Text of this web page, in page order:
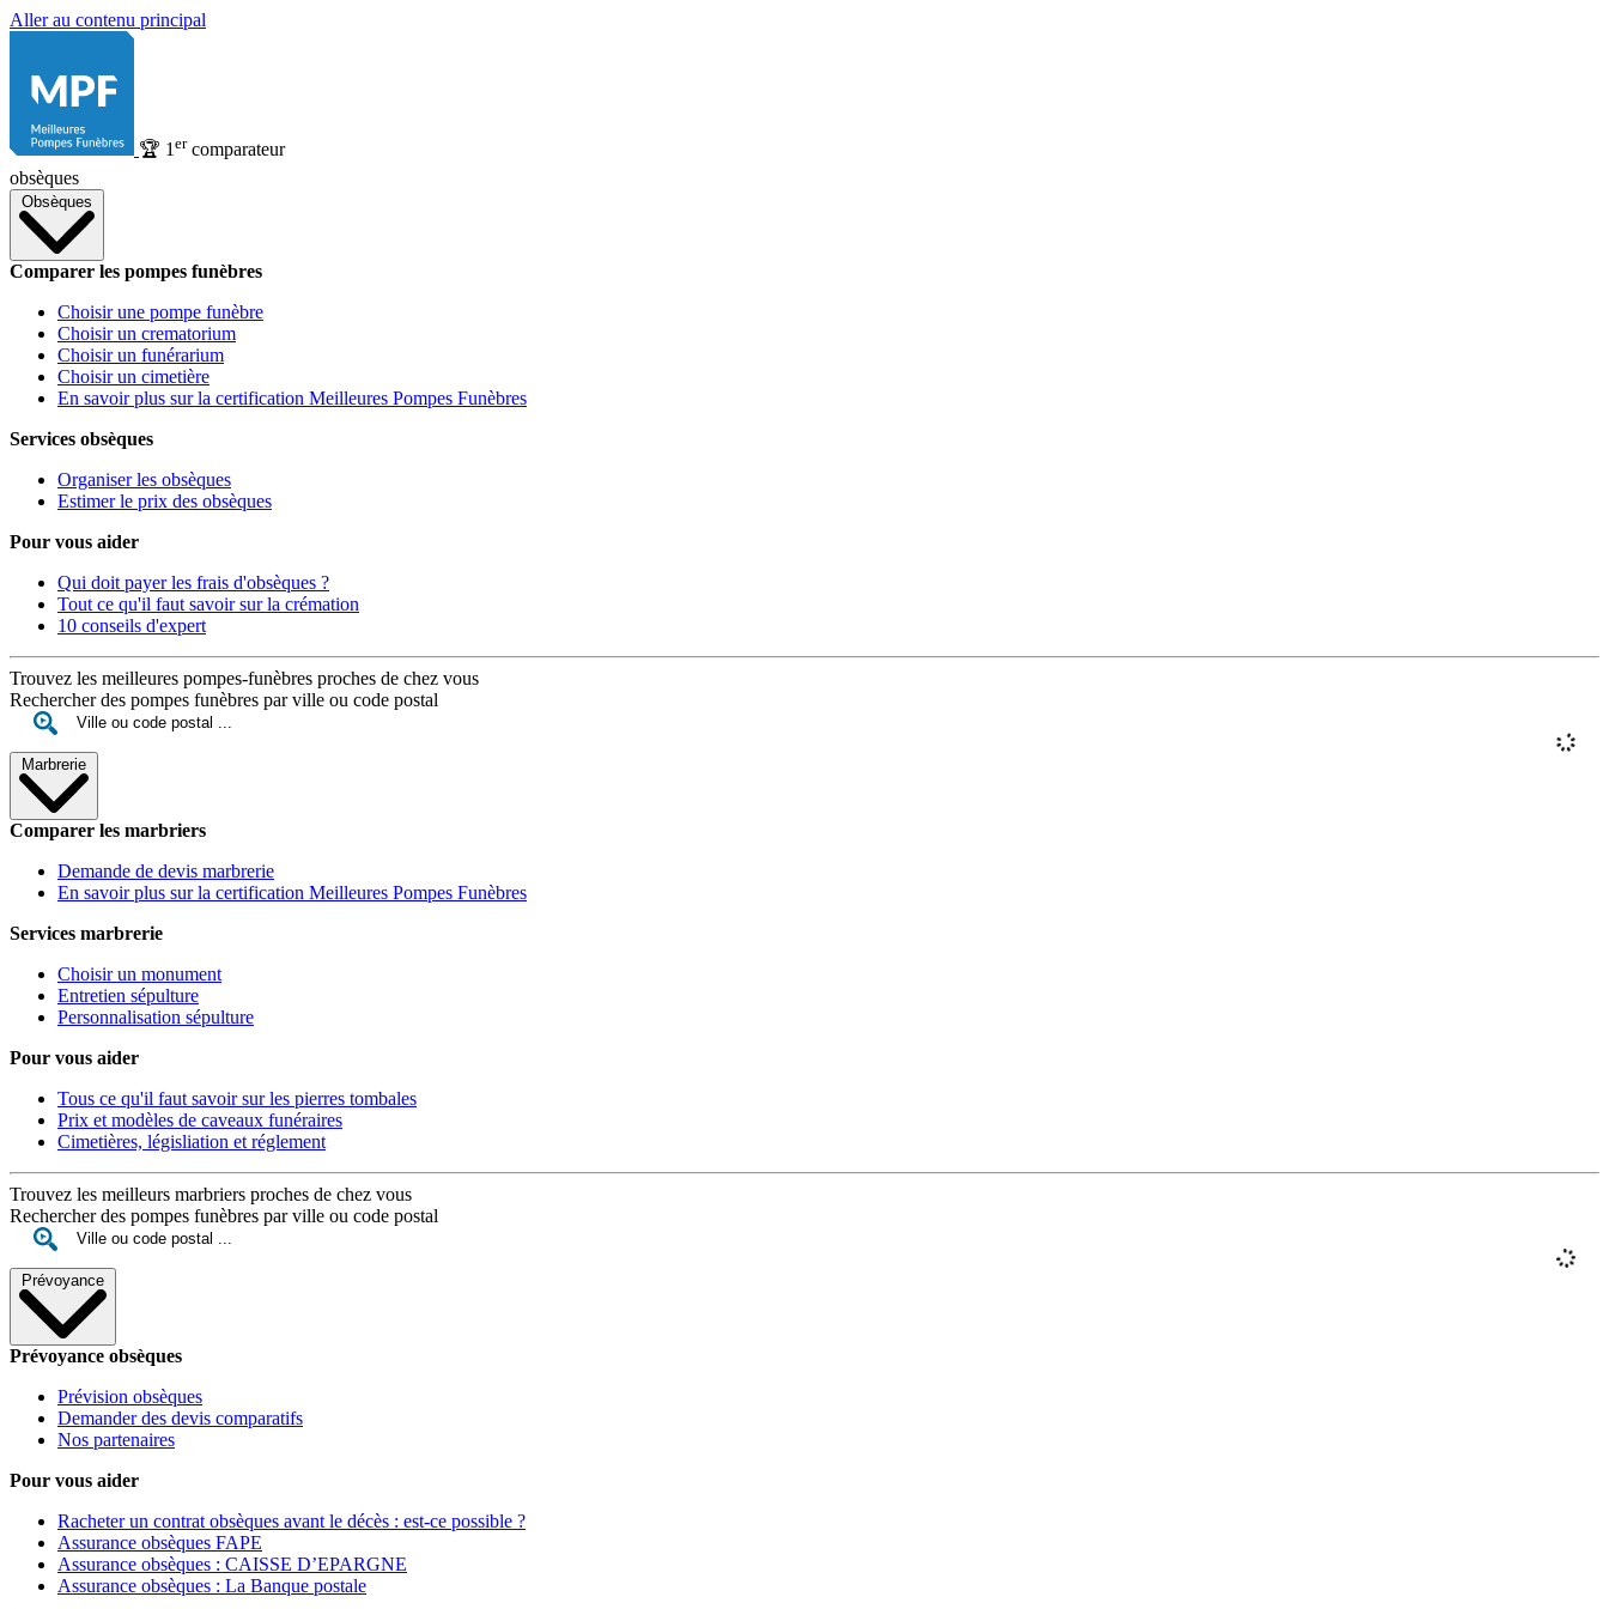
Aller au contenu principal
🏆 1 ercomparateur
obsèques
Obsèques
Comparer les pompes funèbres
Choisir une pompe funèbre
Choisir un crematorium
Choisir un funérarium
Choisir un cimetière
En savoir plus sur la certification Meilleures Pompes Funèbres
Services obsèques
Organiser les obsèques
Estimer le prix des obsèques
Pour vous aider
Qui doit payer les frais d'obsèques ?
Tout ce qu'il faut savoir sur la crémation
10 conseils d'expert
Trouvez les meilleures pompes-funèbres proches de chez vous
Rechercher des pompes funèbres par ville ou code postal
Marbrerie
Comparer les marbriers
Demande de devis marbrerie
En savoir plus sur la certification Meilleures Pompes Funèbres
Services marbrerie
Choisir un monument
Entretien sépulture
Personnalisation sépulture
Pour vous aider
Tous ce qu'il faut savoir sur les pierres tombales
Prix et modèles de caveaux funéraires
Cimetières, législiation et réglement
Trouvez les meilleurs marbriers proches de chez vous
Rechercher des pompes funèbres par ville ou code postal
Prévoyance
Prévoyance obsèques
Prévision obsèques
Demander des devis comparatifs
Nos partenaires
Pour vous aider
Racheter un contrat obsèques avant le décès : est-ce possible ?
Assurance obsèques FAPE
Assurance obsèques : CAISSE D’EPARGNE
Assurance obsèques : La Banque postale